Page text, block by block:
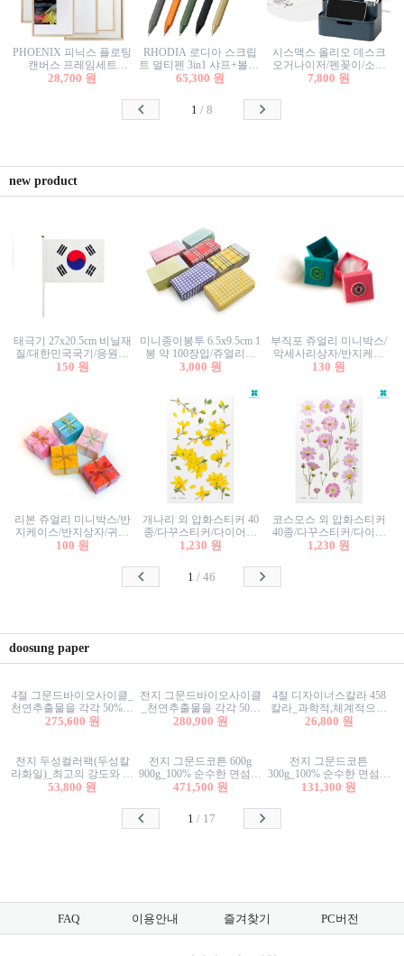
PHOENIX 피닉스 플로팅
캔버스 프레임세트
50x50cm/액자캔버스/인테
28,700 원
RHODIA 로디아 스크립
트 멀티펜 3in1 샤프+볼펜/
무광택 알루미늄 육각배
65,300 원
시스맥스 올리오 데스크
오거나이저/펜꽂이/소품
꽂이/소품함/정리함/수납
7,800 원
1 / 8
new product
태극기 27x20.5cm 비닐재
질/대한민국국기/응원깃
발/행사깃발
150 원
미니종이봉투 6.5x9.5cm 1
봉 약 100장입/쥬얼리봉
투/증명사진봉투/악세사
3,000 원
부직포 쥬얼리 미니박스/
악세사리상자/반지케이
스/반지상자/귀걸이상자/
130 원
리본 쥬얼리 미니박스/반
지케이스/반지상자/귀걸
이상자/귀걸이박스/악세
100 원
개나리 외 압화스티커 40
종/다꾸스티커/다이어리
꾸미기/꽃스티커/자연물
1,230 원
코스모스 외 압화스티커
40종/다꾸스티커/다이어
리꾸미기/꽃스티커/자연
1,230 원
1 /46
doosung paper
4절 그문드바이오사이클_
천연추출물을 각각 50%이
상 함유한 친환경그래픽
275,600 원
전지 그문드바이오사이클
_천연추출물을 각각 50%
이상 함유한 친환경그래
280,900 원
4절 디자이너스칼라 458
칼라_과학적,체계적으로
분류된 200색을 갖춘 색지
26,800 원
전지 두성컬러팩(두성칼
라화일)_최고의 강도와 평
활성을 지닌 다양한 컬러
53,800 원
전지 그문드코튼 600g
900g_100% 순수한 면섬유
로 만든 친환경프리미엄
471,500 원
전지 그문드코튼
300g_100% 순수한 면섬유
로 만든 친환경프리미엄
131,300 원
1 / 17
FAQ 이용안내 즐겨찾기 PC버전